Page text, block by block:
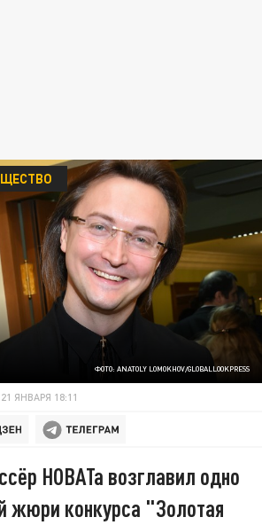
ФОТО: ANATOLY LOMOKHOV/GLOBALLOOKPRESS
21 ЯНВАРЯ 18:11
НОВАТа возглавил одно
жюри конкурса "Золотая